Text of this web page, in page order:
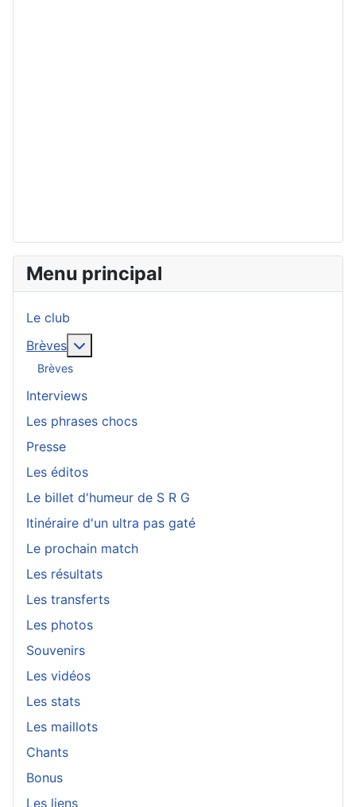
Menu principal
Le club
Brèves
Brèves
Interviews
Les phrases chocs
Presse
Les éditos
Le billet d'humeur de S R G
Itinéraire d'un ultra pas gaté
Le prochain match
Les résultats
Les transferts
Les photos
Souvenirs
Les vidéos
Les stats
Les maillots
Chants
Bonus
Les liens